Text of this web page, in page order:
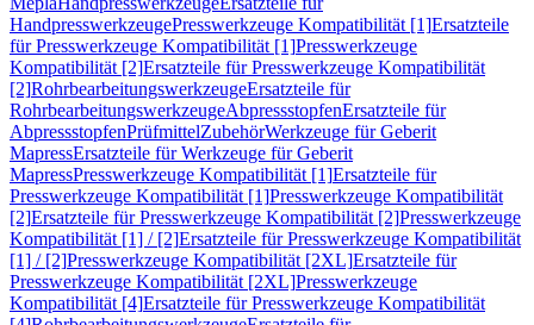
HandpresswerkzeugePresswerkzeuge Kompatibilität [1]Ersatzteile
für Presswerkzeuge Kompatibilität [1]Presswerkzeuge
Kompatibilität [2]Ersatzteile für Presswerkzeuge Kompatibilität
[2]RohrbearbeitungswerkzeugeErsatzteile für
RohrbearbeitungswerkzeugeAbpressstopfenErsatzteile für
AbpressstopfenPrüfmittelZubehörWerkzeuge für Geberit
MapressErsatzteile für Werkzeuge für Geberit
MapressPresswerkzeuge Kompatibilität [1]Ersatzteile für
Presswerkzeuge Kompatibilität [1]Presswerkzeuge Kompatibilität
[2]Ersatzteile für Presswerkzeuge Kompatibilität [2]Presswerkzeuge
Kompatibilität [1] / [2]Ersatzteile für Presswerkzeuge Kompatibilität
[1] / [2]Presswerkzeuge Kompatibilität [2XL]Ersatzteile für
Presswerkzeuge Kompatibilität [2XL]Presswerkzeuge
Kompatibilität [4]Ersatzteile für Presswerkzeuge Kompatibilität